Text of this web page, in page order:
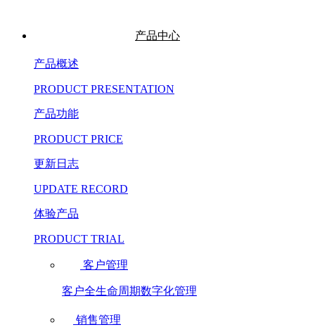
产品中心
产品概述
PRODUCT PRESENTATION
产品功能
PRODUCT PRICE
更新日志
UPDATE RECORD
体验产品
PRODUCT TRIAL
客户管理
客户全生命周期数字化管理
销售管理